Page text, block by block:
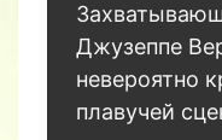
Джузеппе
невероятно
плавучей